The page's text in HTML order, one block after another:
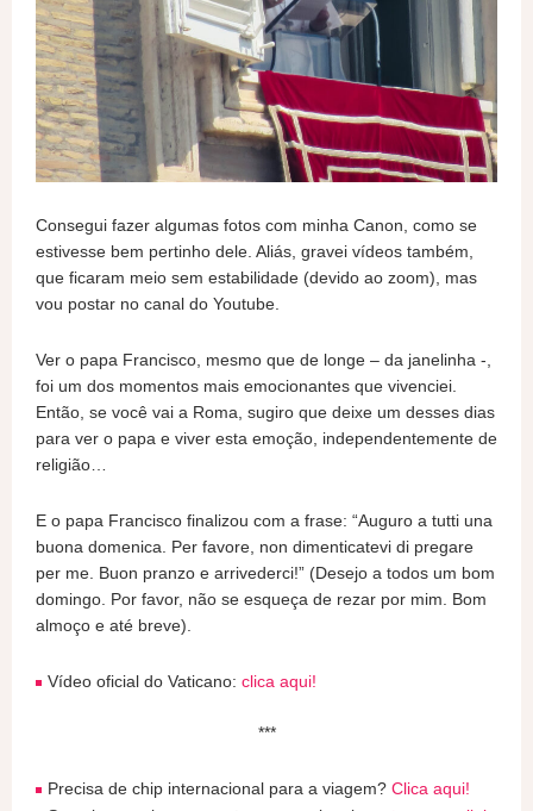
Consegui fazer algumas fotos com minha Canon, como se
estivesse bem pertinho dele. Aliás, gravei vídeos também,
que ficaram meio sem estabilidade (devido ao zoom), mas
vou postar no canal do Youtube.
Ver o papa Francisco, mesmo que de longe – da janelinha -,
foi um dos momentos mais emocionantes que vivenciei.
Então, se você vai a Roma, sugiro que deixe um desses dias
para ver o papa e viver esta emoção, independentemente de
religião…
E o papa Francisco finalizou com a frase: “Auguro a tutti una
buona domenica. Per favore, non dimenticatevi di pregare
per me. Buon pranzo e arrivederci!” (Desejo a todos um bom
domingo. Por favor, não se esqueça de rezar por mim. Bom
almoço e até breve).
Vídeo oficial do Vaticano: clica aqui!
***
Precisa de chip internacional para a viagem? Clica aqui!